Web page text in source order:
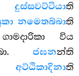
දුස්සවට්ටියාති
නමෙතබ්බාති
විය
ජඝනන්ති
අට්ඨිකාදිනාති